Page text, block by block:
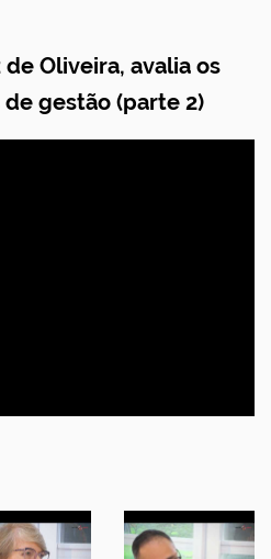
Oliveira, avalia os
gestão (parte 2)